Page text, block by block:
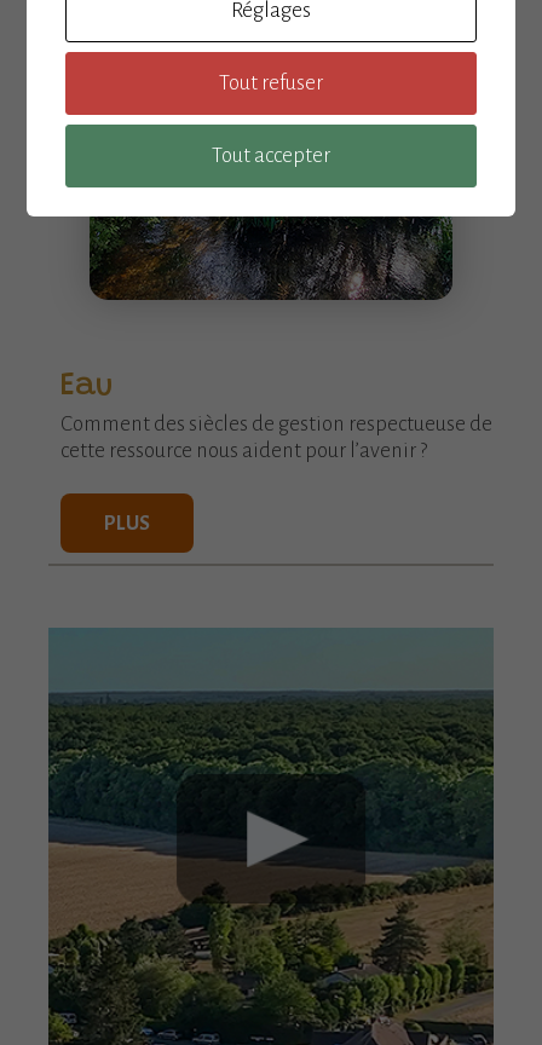
Eau
Comment des siècles de gestion respectueuse de
cette ressource nous aident pour l’avenir ?
PLUS
Réglages
Tout refuser
Tout accepter